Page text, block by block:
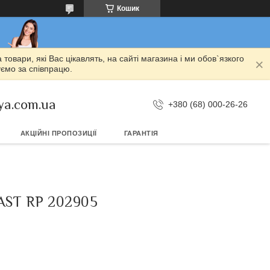
Кошик
які Вас цікавлять, на сайті магазина і ми обов`язкого
за співпрацю.
+380 (68) 000-26-26
АКЦІЙНІ ПРОПОЗИЦІЇ ГАРАНТІЯ
RP 202905